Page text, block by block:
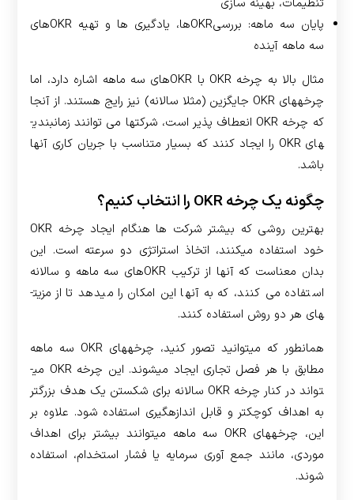
پایان سه ماهه: بررسی­OKRها، یادگیری ها و تهیه­ OKRهای
سه ماهه آینده
مثال بالا به چرخه OKR با ­OKRهای سه ماهه اشاره دارد، اما
چرخه­های OKR جایگزین (مثلا سالانه) نیز رایج هستند. از آنجا
که چرخه OKR انعطاف پذیر است، شرکت­ها می توانند زمانبندی­
های OKR را ایجاد کنند که بسیار متناسب با جریان کاری آنها
باشد.
چگونه یک چرخه OKR را انتخاب کنیم؟
بهترین روشی که بیشتر شرکت ها هنگام ایجاد چرخه OKR
خود استفاده می­کنند، اتخاذ استراتژی دو سرعته است. این
بدان معناست که آنها از ترکیب OKRهای سه ماهه و سالانه
استفاده می کنند، که به آنها این امکان را می­دهد تا از مزیت­
های هر دو روش استفاده کنند.
همانطور که می­توانید تصور کنید، چرخه­های OKR سه ماهه
مطابق با هر فصل تجاری ایجاد می­شوند. این چرخه OKR می­
تواند در کنار چرخه OKR سالانه برای شکستن یک هدف بزرگتر
به اهداف کوچکتر و قابل اندازه­گیری استفاده شود. علاوه بر
این، چرخه­های OKR سه­ ماهه می­توانند بیشتر برای اهداف
موردی، مانند جمع آوری سرمایه یا فشار استخدام، استفاده
شوند.